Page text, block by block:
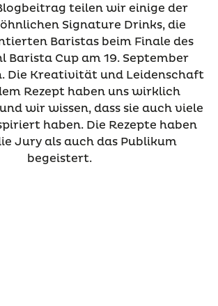
teilen wir einige der
Signature Drinks, die
Baristas beim Finale des
Barista Cup am 19. September
Die Kreativität und Leidenschaft
Rezept haben uns wirklich
wir wissen, dass sie auch viele
haben. Die Rezepte haben
Jury als auch das Publikum
begeistert.